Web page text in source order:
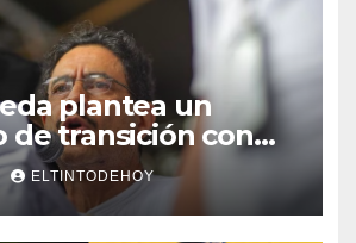
plantea un
de transición con
el empalme
y una eventual
ELTINTODEHOY